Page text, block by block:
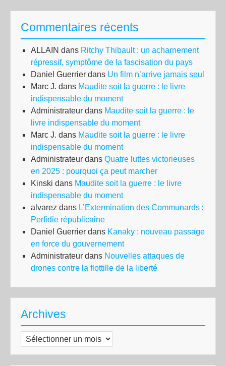
Commentaires récents
ALLAIN dans Ritchy Thibault : un acharnement
répressif, symptôme de la fascisation du pays
Daniel Guerrier dans Un film n’arrive jamais seul
Marc J. dans Maudite soit la guerre : le livre
indispensable du moment
Administrateur dans Maudite soit la guerre : le
livre indispensable du moment
Marc J. dans Maudite soit la guerre : le livre
indispensable du moment
Administrateur dans Quatre luttes victorieuses
en 2025 : pourquoi ça peut marcher
Kinski dans Maudite soit la guerre : le livre
indispensable du moment
alvarez dans L’Extermination des Communards :
Perfidie républicaine
Daniel Guerrier dans Kanaky : nouveau passage
en force du gouvernement
Administrateur dans Nouvelles attaques de
drones contre la flottille de la liberté
Archives
Archives